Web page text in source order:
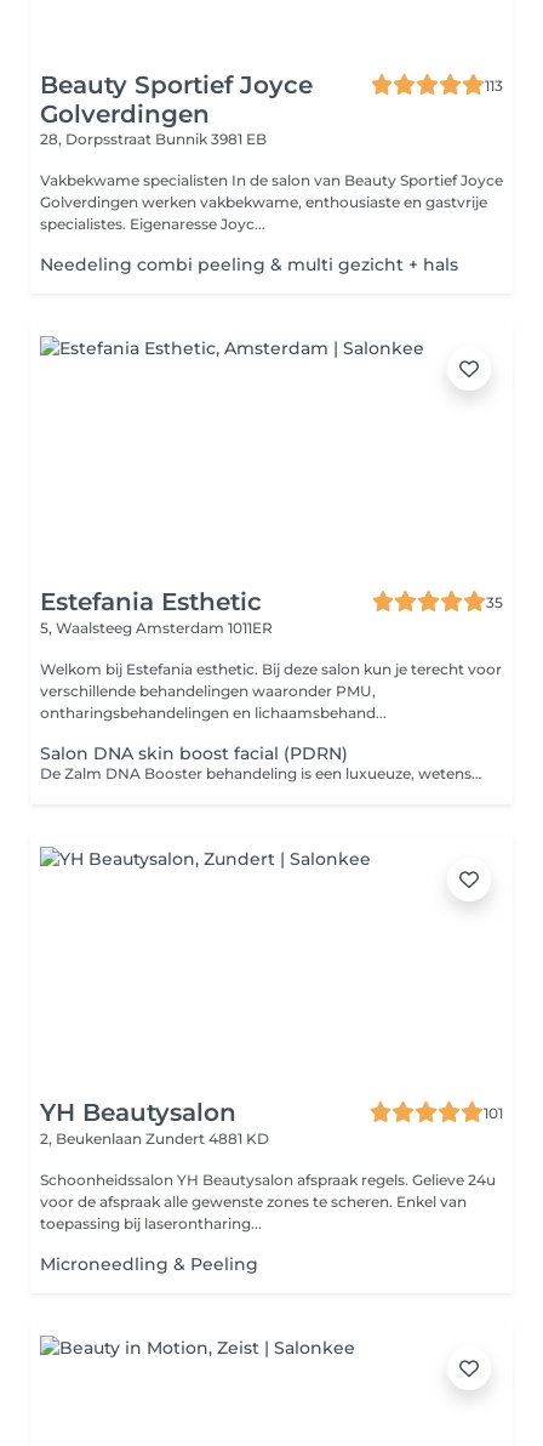
Beauty Sportief Joyce
Golverdingen
113
28, Dorpsstraat Bunnik 3981 EB
Vakbekwame specialisten In de salon van Beauty Sportief Joyce
Golverdingen werken vakbekwame, enthousiaste en gastvrije
specialistes. Eigenaresse Joyc...
Needeling combi peeling & multi gezicht + hals
Estefania Esthetic
35
5, Waalsteeg Amsterdam 1011ER
Welkom bij Estefania esthetic. Bij deze salon kun je terecht voor
verschillende behandelingen waaronder PMU,
ontharingsbehandelingen en lichaamsbehand...
Salon DNA skin boost facial (PDRN)
De Zalm DNA Booster behandeling is een luxueuze, wetenschappelijk onderbouwde huidverjongingsbehandeling die de huid van binnenuit herstelt en versterkt. Perfect voor wie op zoek is naar gladheid, stevigheid en een jeugdige uitstraling zonder invasieve ingrepen. The salmon DNA treatment is an injectable skin therapy based on polynucleotides derived from salmon DNA. These biocompatible substances are very similar to human DNA and have a powerful regenerative effect. The treatment does not focus on plumping up volume, but on improving skin quality from the inside out.
YH Beautysalon
101
2, Beukenlaan Zundert 4881 KD
Schoonheidssalon YH Beautysalon afspraak regels. Gelieve 24u
voor de afspraak alle gewenste zones te scheren. Enkel van
toepassing bij laserontharing...
Microneedling & Peeling